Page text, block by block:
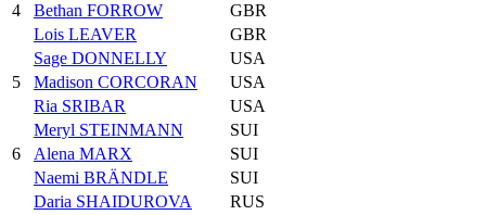
4
Bethan FORROW
GBR
Lois LEAVER
GBR
5
Sage DONNELLY
USA
Madison CORCORAN
USA
Ria SRIBAR
USA
6
Meryl STEINMANN
SUI
Alena MARX
SUI
Naemi BRÄNDLE
SUI
Daria SHAIDUROVA
RUS